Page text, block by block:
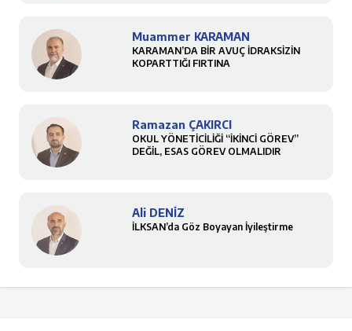
Muammer KARAMAN
KARAMAN’DA BİR AVUÇ İDRAKSİZİN
KOPARTTIĞI FIRTINA
Ramazan ÇAKIRCI
OKUL YÖNETİCİLİĞİ “İKİNCİ GÖREV”
DEĞİL, ESAS GÖREV OLMALIDIR
Ali DENİZ
İLKSAN’da Göz Boyayan İyileştirme